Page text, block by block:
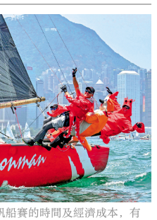
賽的時間及經濟成本，有